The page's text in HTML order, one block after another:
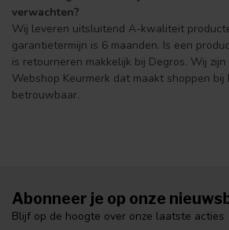
verwachten?
Wij leveren uitsluitend A-kwaliteit
garantietermijn is 6 maanden. Is een
is retourneren makkelijk bij Degros. Wij
Webshop Keurmerk dat maakt shoppen bij
betrouwbaar.
Abonneer je op onze
Blijf op de hoogte over onze laatste acties